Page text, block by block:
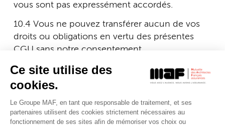
Ce site utilise des
cookies.
Le Groupe MAF, en tant que responsable de traitement, et ses
partenaires utilisent des cookies strictement nécessaires au
fonctionnement de ses sites afin de mémoriser vos choix ou
vous sont pas expressément accordés.
10.4 Vous ne pouvez transférer aucun de vos
droits ou obligations en vertu des présentes
CGU sans notre consentement.
10.5 Les présentes CGU peuvent être modifiées
par la MAF afin de prendre en compte,
améliorations apportées aux Sites, et les
changements de situation. L’Utilisateur est invité